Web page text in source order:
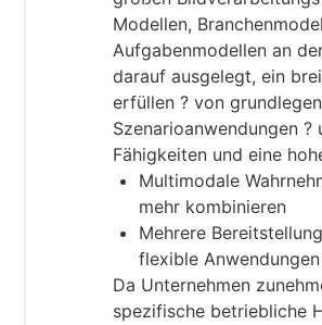
Modellen,
Aufgabenmodellen an
darauf ausgelegt, ein
erfüllen ? von
Szenarioanwendungen
Fähigkeiten und eine
Multimodale
mehr kombinieren
Mehrere
flexible Anwendungen
Da Unternehmen
spezifische betriebliche